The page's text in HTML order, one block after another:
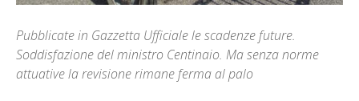
Pubblicate in Gazzetta Ufficiale le scadenze future.
Soddisfazione del ministro Centinaio. Ma senza norme
attuative la revisione rimane ferma al palo